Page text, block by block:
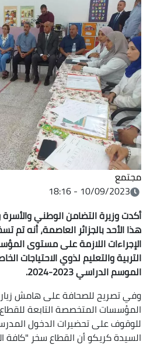
مجتمع
10/09/2023 - 18:16
أكدت وزيرة التضامن الوطني والأسرة و
هذا الأحد بالجزائر العاصمة، أنه تم
الإجراءات اللازمة على مستوى
التربية والتعليم لذوي الاحتياجات
الموسم الدراسي 2023-2024.
وفي تصريح للصحافة على هامش
المؤسسات المتخصصة التابعة للقطاع
للوقوف على تحضيرات الدخول
السيدة كريكو أن القطاع سخر "كافة